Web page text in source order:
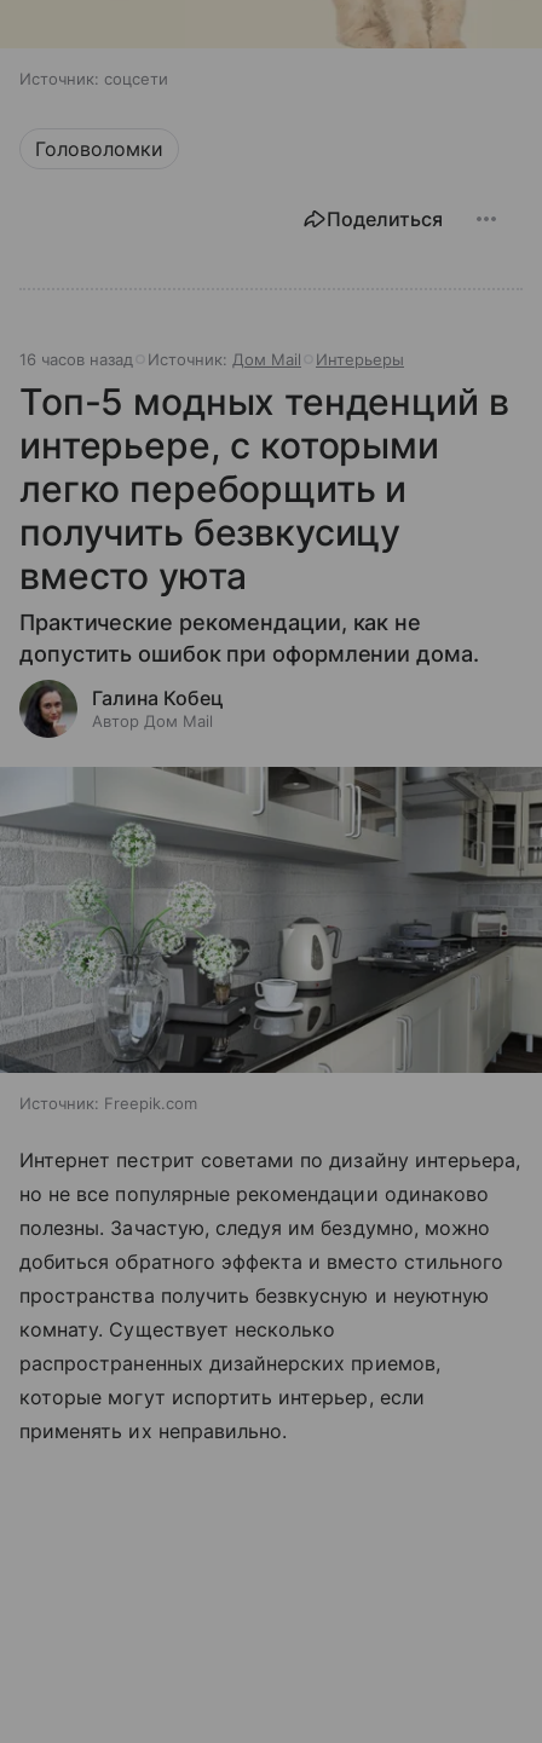
Источник: соцсети
Головоломки
Поделиться
16 часов назад Источник: Дом Mail Интерьеры
Топ-5 модных тенденций в
интерьере, с которыми
легко переборщить и
получить безвкусицу
вместо уюта
Практические рекомендации, как не
допустить ошибок при оформлении дома.
Галина Кобец
Автор Дом Mail
Источник: Freepik.com
Интернет пестрит советами по дизайну интерьера,
но не все популярные рекомендации одинаково
полезны. Зачастую, следуя им бездумно, можно
добиться обратного эффекта и вместо стильного
пространства получить безвкусную и неуютную
комнату. Существует несколько
распространенных дизайнерских приемов,
которые могут испортить интерьер, если
применять их неправильно.